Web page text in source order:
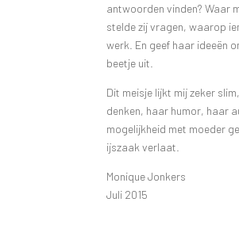
antwoorden vinden? Waar
stelde zij vragen, waarop
werk. En geef haar ideeën
beetje uit.
Dit meisje lijkt mij zeker
denken, haar humor, haar
mogelijkheid met moeder
ijszaak verlaat.
Monique Jonkers
Juli 2015